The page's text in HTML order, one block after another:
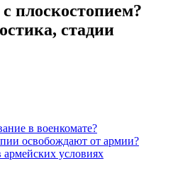
плоскостопием?
стадии
в военкомате?
освобождают от армии?
армейских условиях